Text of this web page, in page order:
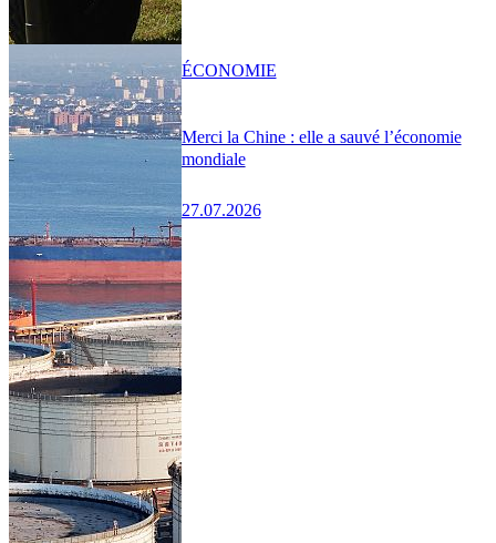
Merci la Chine : elle a sauvé l’économie
mondiale
27.07.2026
ÉCONOMIE